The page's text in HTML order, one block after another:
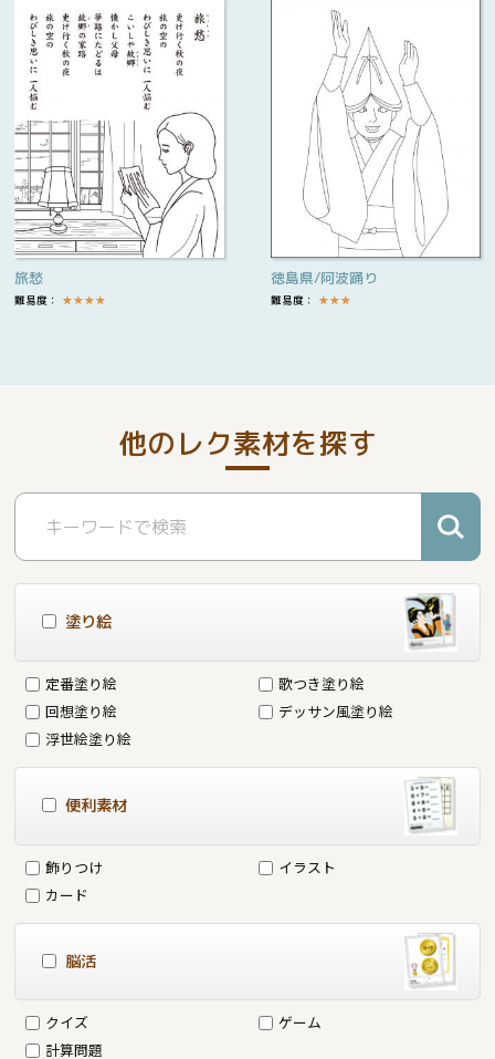
旅愁
難易度： ★★★★
徳島県/阿波踊り
難易度： ★★★
他のレク素材を探す
塗り絵
定番塗り絵
歌つき塗り絵
回想塗り絵
デッサン風塗り絵
浮世絵塗り絵
便利素材
飾りつけ
イラスト
カード
脳活
クイズ
ゲーム
計算問題